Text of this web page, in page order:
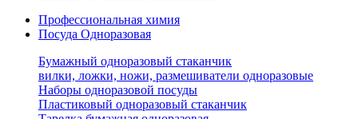
Профессиональная химия
Посуда Одноразовая
Бумажный одноразовый стаканчик
вилки, ложки, ножи, размешиватели одноразовые
Наборы одноразовой посуды
Пластиковый одноразовый стаканчик